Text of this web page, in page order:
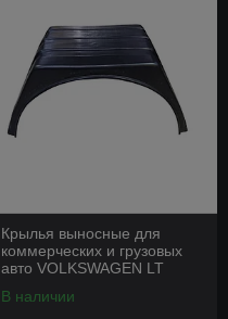
Крылья выносные для
коммерческих и грузовых
авто VOLKSWAGEN LT
В наличии